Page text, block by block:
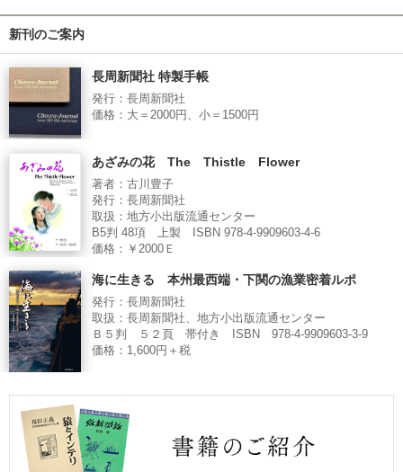
新刊のご案内
長周新聞社 特製手帳
発行：長周新聞社
価格：大＝2000円、小＝1500円
あざみの花 The Thistle Flower
著者：古川豊子
発行：長周新聞社
取扱：地方小出版流通センター
B5判 48項 上製 ISBN 978-4-9909603-4-6
価格：￥2000Ｅ
海に生きる 本州最西端・下関の漁業密着ルポ
発行：長周新聞社
取扱：長周新聞社、地方小出版流通センター
Ｂ５判 ５２頁 帯付き ISBN 978-4-9909603-3-9
価格：1,600円＋税